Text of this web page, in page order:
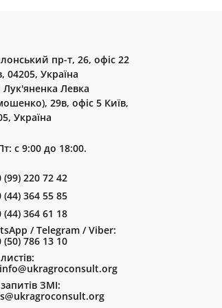
пр-т, 26, офіс 22
04205, Україна
Лук'яненка Левка
29в, офіс 5 Київ,
Україна
с 9:00 до 18:00.
(99) 220 72 42
(44) 364 55 85
(44) 364 61 18
/ Telegram / Viber:
(50) 786 13 10
ЗМІ: